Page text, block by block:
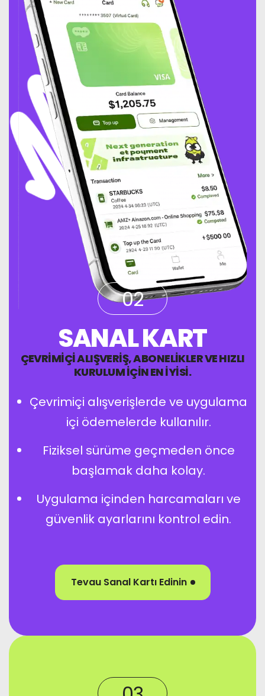
02
SANAL KART
ÇEVRIMIÇI ALIŞVERIŞ, ABONELIKLER VE HIZLI
KURULUM IÇIN EN IYISI.
Çevrimiçi alışverişlerde ve uygulama
içi ödemelerde kullanılır.
Fiziksel sürüme geçmeden önce
başlamak daha kolay.
Uygulama içinden harcamaları ve
güvenlik ayarlarını kontrol edin.
Tevau Sanal Kartı Edinin